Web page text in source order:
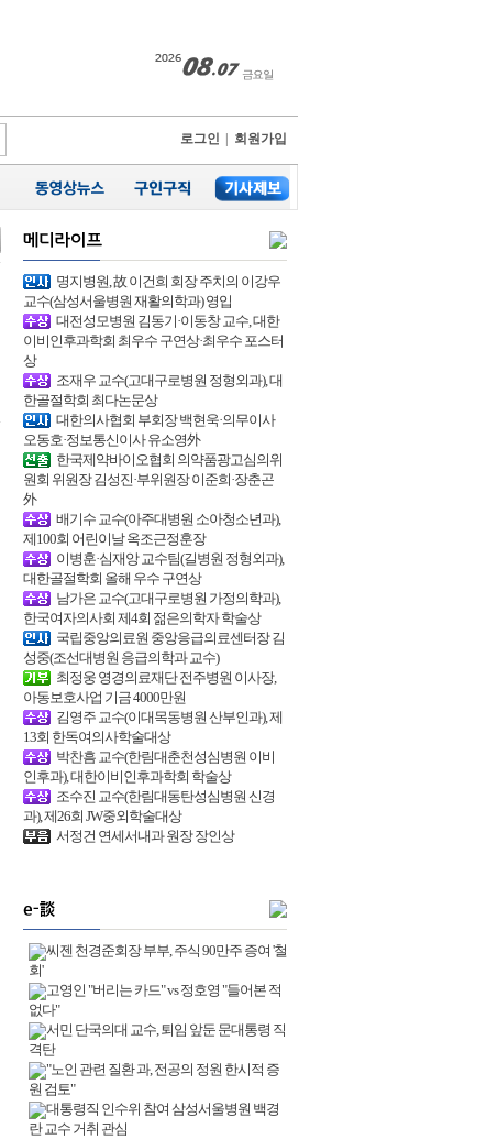
로그인 회원가입
명지병원, 故 이건희 회장 주치의 이강우
교수(삼성서울병원 재활의학과) 영입
대전성모병원 김동기·이동창 교수, 대한
이비인후과학회 최우수 구연상·최우수 포스터
상
조재우 교수(고대구로병원 정형외과), 대
한골절학회 최다논문상
대한의사협회 부회장 백현욱·의무이사
오동호·정보통신이사 유소영外
한국제약바이오협회 의약품광고심의위
원회 위원장 김성진·부위원장 이준희·장춘곤
外
배기수 교수(아주대병원 소아청소년과),
제100회 어린이날 옥조근정훈장
이병훈·심재앙 교수팀(길병원 정형외과),
대한골절학회 올해 우수 구연상
남가은 교수(고대구로병원 가정의학과),
한국여자의사회 제4회 젊은의학자 학술상
국립중앙의료원 중앙응급의료센터장 김
성중(조선대병원 응급의학과 교수)
최정웅 영경의료재단 전주병원 이사장,
아동보호사업 기금 4000만원
김영주 교수(이대목동병원 산부인과), 제
13회 한독여의사학술대상
박찬흠 교수(한림대춘천성심병원 이비
인후과), 대한이비인후과학회 학술상
조수진 교수(한림대동탄성심병원 신경
과), 제26회 JW중외학술대상
서정건 연세서내과 원장 장인상
씨젠 천경준회장 부부, 주식 90만주 증여 '철
회'
고영인 "버리는 카드" vs 정호영 "들어본 적
없다"
서민 단국의대 교수, 퇴임 앞둔 문대통령 직
격탄
"노인 관련 질환 과, 전공의 정원 한시적 증
원 검토"
대통령직 인수위 참여 삼성서울병원 백경
란 교수 거취 관심